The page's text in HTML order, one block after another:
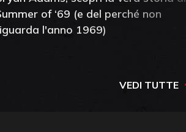
of ‘69 (e del perché non
l'anno 1969)
VEDI TUTTE